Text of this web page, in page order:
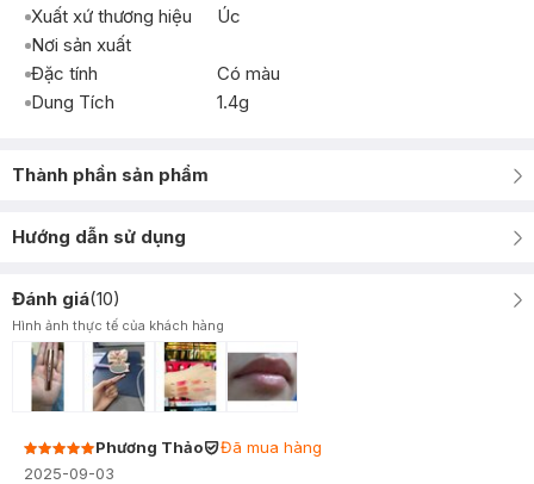
Xuất xứ thương hiệu
Úc
Nơi sản xuất
Đặc tính
Có màu
Dung Tích
1.4g
Thành phần sản phẩm
Hướng dẫn sử dụng
Đánh giá(10)
Hình ảnh thực tế của khách hàng
Phương Thảo
Đã mua hàng
2025-09-03